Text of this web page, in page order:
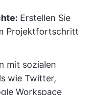
: Erstellen Sie
Projektfortschritt
mit sozialen
wie Twitter,
Workspace